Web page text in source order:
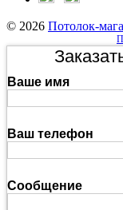
© 2026 Потолок-
Ваше имя
Ваш телефон
Сообщение